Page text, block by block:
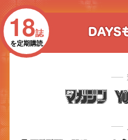
18誌
を定期購読